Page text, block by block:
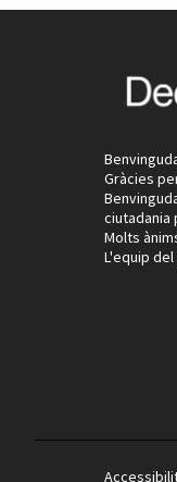
Gràcies
ciutadania
Molts
L'equip